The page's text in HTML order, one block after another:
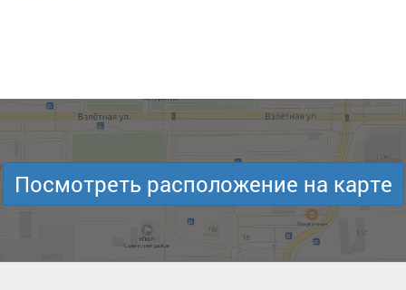
Посмотреть расположение на карте